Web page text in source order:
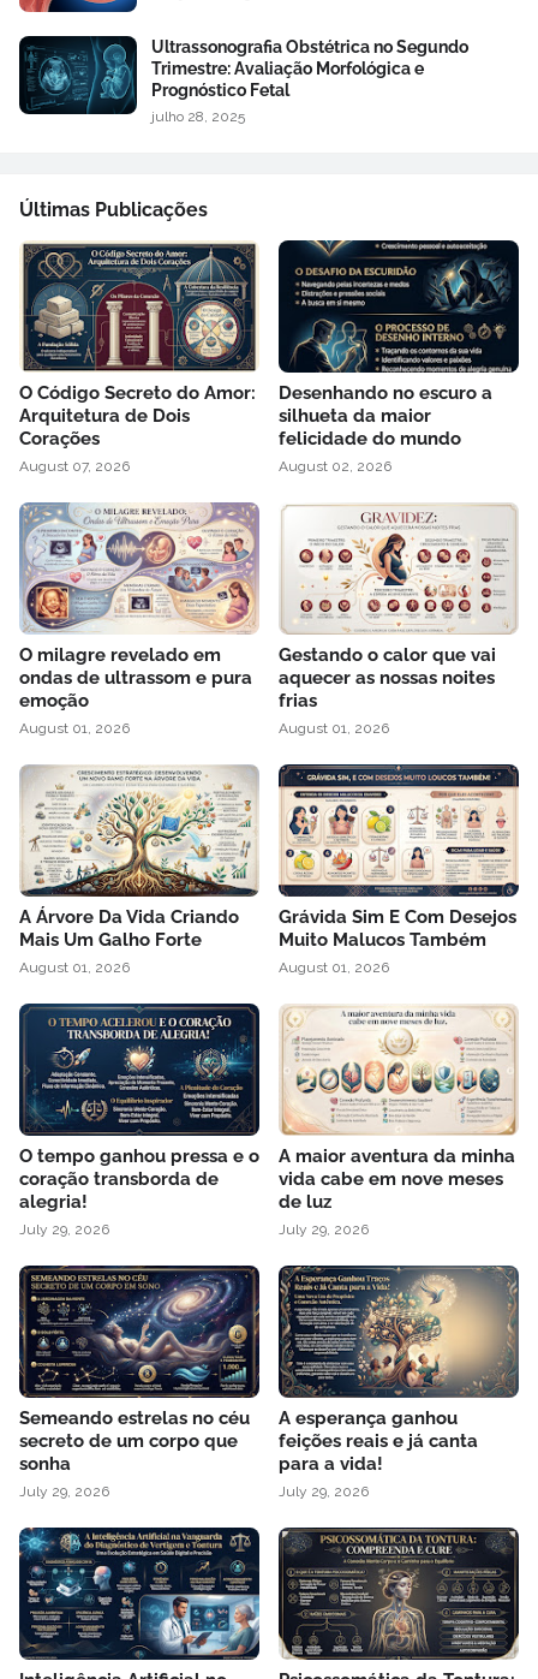
Ultrassonografia Obstétrica no Segundo
Trimestre: Avaliação Morfológica e
Prognóstico Fetal
julho 28, 2025
Últimas Publicações
O Código Secreto do Amor:
Arquitetura de Dois
Corações
August 07, 2026
Desenhando no escuro a
silhueta da maior
felicidade do mundo
August 02, 2026
O milagre revelado em
ondas de ultrassom e pura
emoção
August 01, 2026
Gestando o calor que vai
aquecer as nossas noites
frias
August 01, 2026
A Árvore Da Vida Criando
Mais Um Galho Forte
August 01, 2026
Grávida Sim E Com Desejos
Muito Malucos Também
August 01, 2026
O tempo ganhou pressa e o
coração transborda de
alegria!
July 29, 2026
A maior aventura da minha
vida cabe em nove meses
de luz
July 29, 2026
Semeando estrelas no céu
secreto de um corpo que
sonha
July 29, 2026
A esperança ganhou
feições reais e já canta
para a vida!
July 29, 2026